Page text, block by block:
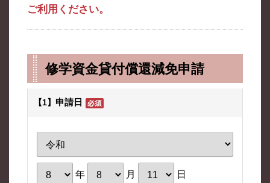
ご利用ください。
修学資金貸付償還減免申請
【1】 申請日
年 月 日